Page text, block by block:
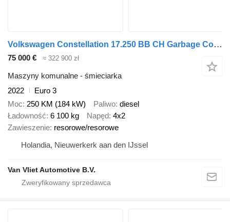
Volkswagen Constellation 17.250 BB CH Garbage Collector Truck (2 units)
75 000 € ≈ 322 900 zł
Maszyny komunalne - śmieciarka
2022
Euro 3
Moc 250 KM (184 kW) Paliwo diesel
Ładowność 6 100 kg Napęd 4x2
Zawieszenie resorowe/resorowe
Holandia, Nieuwerkerk aan den IJssel
Van Vliet Automotive B.V.